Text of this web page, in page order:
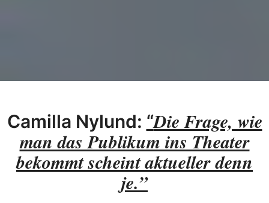
Camilla Nylund: “Die Frage, wie
man das Publikum ins Theater
bekommt scheint aktueller denn
je.”